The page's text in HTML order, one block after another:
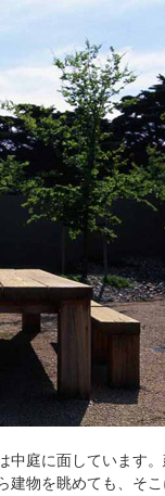
中庭に面しています
建物を眺めても、そ